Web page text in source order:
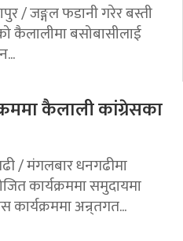
/ जङ्गल फडानी गरेर बस्ती
कैलालीमा बसोबासीलाई
कैलाली कांग्रेसका
/ मंगलबार धनगढीमा
कार्यक्रममा समुदायमा
कार्यक्रममा अन्र्तगत...